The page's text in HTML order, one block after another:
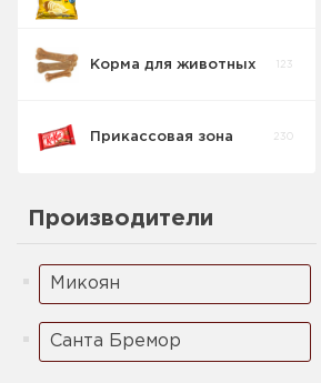
Кукурузные
Корма для животных 123
Прикассовая зона 230
Производители
Микоян
Санта Бремор